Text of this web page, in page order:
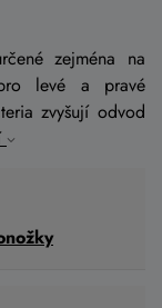
zejména na
pro levé a pravé
zvyšují odvod